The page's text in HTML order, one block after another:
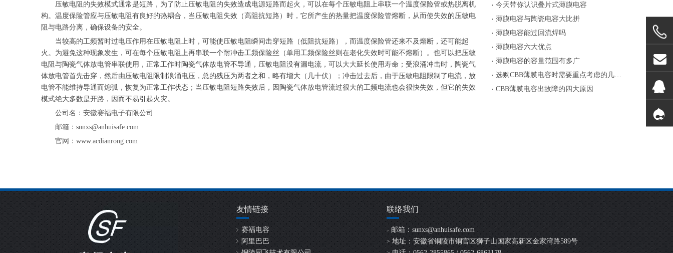
压敏电阻的失效模式通常是短路，为了防止压敏电阻的失效造成电源短路而起火，可以在每个压敏电阻上串联一个温度保险管或热脱离机
构。温度保险管应与压敏电阻有良好的热耦合，当压敏电阻失效（高阻抗短路）时，它所产生的热量把温度保险管熔断，从而使失效的压敏电
阻与电路分离，确保设备的安全。
当较高的工频暂时过电压作用在压敏电阻上时，可能使压敏电阻瞬间击穿短路（低阻抗短路），而温度保险管还来不及熔断，还可能起
火。为避免这种现象发生，可在每个压敏电阻上再串联一个耐冲击工频保险丝（单用工频保险丝则在老化失效时可能不熔断）。也可以把压敏
电阻与陶瓷气体放电管串联使用，正常工作时陶瓷气体放电管不导通，压敏电阻没有漏电流，可以大大延长使用寿命；受浪涌冲击时，陶瓷气
体放电管首先击穿，然后由压敏电阻限制浪涌电压，总的残压为两者之和，略有增大（几十伏）；冲击过去后，由于压敏电阻限制了电流，放
电管不能维持导通而熄弧，恢复为正常工作状态；当压敏电阻短路失效后，因陶瓷气体放电管流过很大的工频电流也会很快失效，但它的失效
模式绝大多数是开路，因而不易引起火灾。
公司名：安徽赛福电子有限公司
邮箱：sunxs@anhuisafe.com
官网：www.acdianrong.com
今天带你认识叠片式薄膜电容
薄膜电容与陶瓷电容大比拼
薄膜电容能过回流焊吗
薄膜电容六大优点
薄膜电容的容量范围有多广
选购CBB薄膜电容时需要重点考虑的几个参数
CBB薄膜电容出故障的四大原因
友情链接
赛福电容
阿里巴巴
联络我们
> 邮箱： sunxs@anhuisafe.com
> 地址：安徽省铜陵市铜官区狮子山国家高新区金家湾路589号